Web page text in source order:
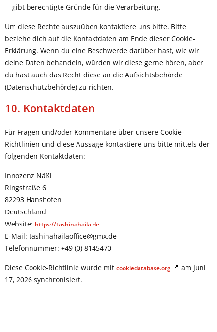
gibt berechtigte Gründe für die Verarbeitung.
Um diese Rechte auszuüben kontaktiere uns bitte. Bitte
beziehe dich auf die Kontaktdaten am Ende dieser Cookie-
Erklärung. Wenn du eine Beschwerde darüber hast, wie wir
deine Daten behandeln, würden wir diese gerne hören, aber
du hast auch das Recht diese an die Aufsichtsbehörde
(Datenschutzbehörde) zu richten.
10. Kontaktdaten
Für Fragen und/oder Kommentare über unsere Cookie-
Richtlinien und diese Aussage kontaktiere uns bitte mittels der
folgenden Kontaktdaten:
Innozenz Näßl
Ringstraße 6
82293 Hanshofen
Deutschland
Website: https://tashinahaila.de
E-Mail: tashinahailaoffice@gmx.de
Telefonnummer: +49 (0) 8145470
Diese Cookie-Richtlinie wurde mit cookiedatabase.org
am Juni
17, 2026 synchronisiert.